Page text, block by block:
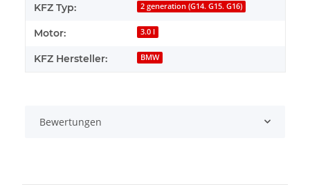
KFZ Typ: 2 generation (G14. G15. G16)
Motor: 3.0 l
KFZ Hersteller: BMW
Bewertungen